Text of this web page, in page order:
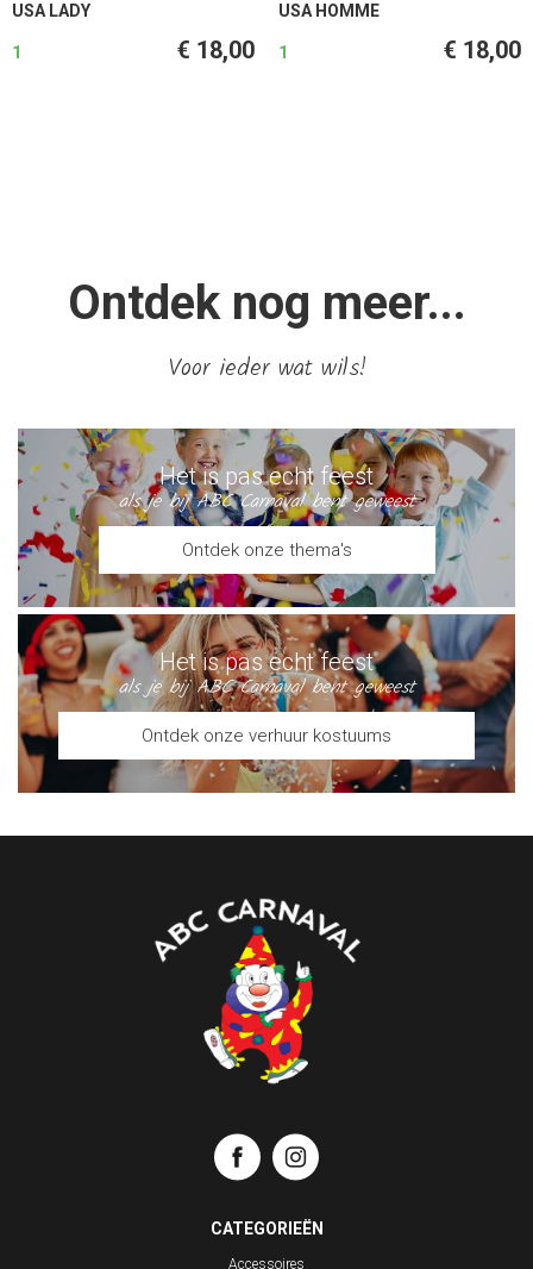
USA LADY
1 € 18,00
USA HOMME
1 € 18,00
Ontdek nog meer...
Voor ieder wat wils!
Het is pas echt feest
als je bij ABC Carnaval bent geweest
Ontdek onze thema's
Het is pas echt feest
als je bij ABC Carnaval bent geweest
Ontdek onze verhuur kostuums
CATEGORIEËN
Accessoires